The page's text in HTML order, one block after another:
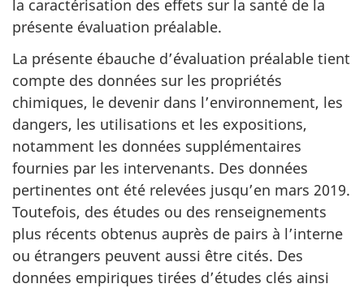
la caractérisation des effets sur la santé de la
présente évaluation préalable.
La présente ébauche d’évaluation préalable tient
compte des données sur les propriétés
chimiques, le devenir dans l’environnement, les
dangers, les utilisations et les expositions,
notamment les données supplémentaires
fournies par les intervenants. Des données
pertinentes ont été relevées jusqu’en mars 2019.
Toutefois, des études ou des renseignements
plus récents obtenus auprès de pairs à l’interne
ou étrangers peuvent aussi être cités. Des
données empiriques tirées d’études clés ainsi